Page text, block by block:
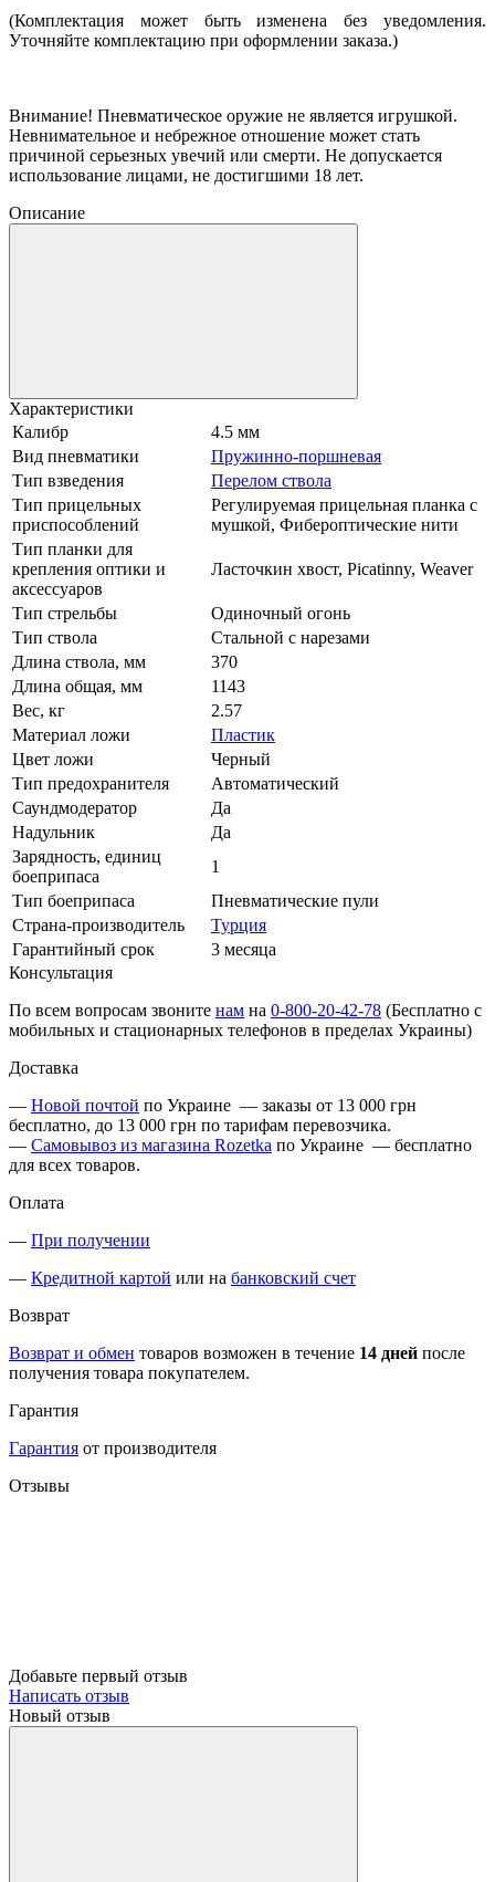
(Комплектация может быть изменена без уведомления.
Уточняйте комплектацию при оформлении заказа.)
Внимание! Пневматическое оружие не является игрушкой.
Невнимательное и небрежное отношение может стать
причиной серьезных увечий или смерти. Не допускается
использование лицами, не достигшими 18 лет.
Описание
Характеристики
Калибр
4.5 мм
Вид пневматики
Пружинно-поршневая
Тип взведения
Перелом ствола
Тип прицельных
приспособлений
Регулируемая прицельная планка с
мушкой, Фибероптические нити
Тип планки для
крепления оптики и
аксессуаров
Ласточкин хвост, Picatinny, Weaver
Тип стрельбы
Одиночный огонь
Тип ствола
Стальной с нарезами
Длина ствола, мм
370
Длина общая, мм
1143
Вес, кг
2.57
Материал ложи
Пластик
Цвет ложи
Черный
Тип предохранителя
Автоматический
Саундмодератор
Да
Надульник
Да
Зарядность, единиц
боеприпаса
1
Тип боеприпаса
Пневматические пули
Страна-производитель
Турция
Гарантийный срок
3 месяца
Консультация
По всем вопросам звоните нам на 0-800-20-42-78 (Бесплатно с
мобильных и стационарных телефонов в пределах Украины)
Доставка
— Новой почтой по Украине — заказы от 13 000 грн
бесплатно, до 13 000 грн по тарифам перевозчика.
— Самовывоз из магазина Rozetka по Украине — бесплатно
для всех товаров.
Оплата
— При получении
— Кредитной картой или на банковский счет
Возврат
Возврат и обмен товаров возможен в течение 14 дней после
получения товара покупателем.
Гарантия
Гарантия от производителя
Отзывы
Добавьте первый отзыв
Написать отзыв
Новый отзыв